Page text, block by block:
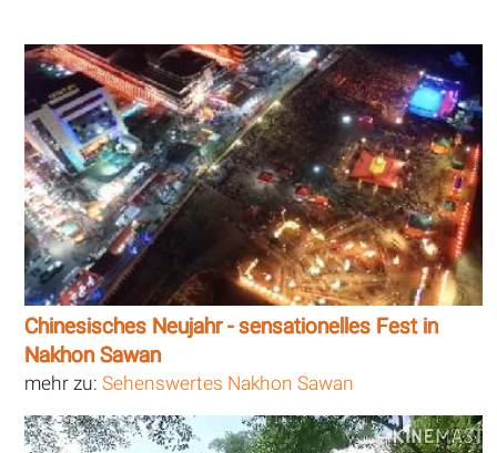
Chinesisches Neujahr - sensationelles Fest in
Nakhon Sawan
mehr zu:Sehenswertes Nakhon Sawan